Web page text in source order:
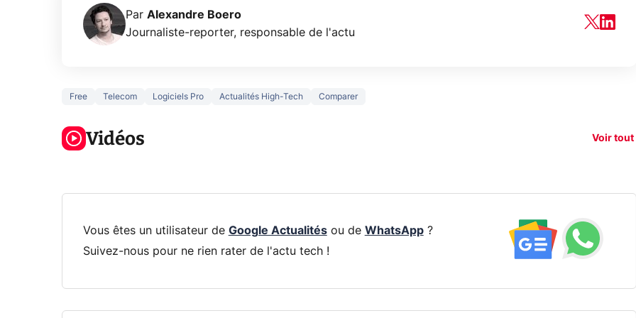
Par Alexandre Boero
Journaliste-reporter, responsable de l'actu
Free Telecom Logiciels Pro Actualités High-Tech Comparer
Vidéos Voir tout
la prochaine
Xbox !
Vous êtes un utilisateur de Google Actualitésou de WhatsApp?
Suivez-nous pour ne rien rater de l'actu tech !